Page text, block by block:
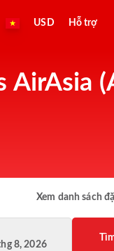
USD Hỗ trợ
AirAsia
Xem danh sách
8, 2026